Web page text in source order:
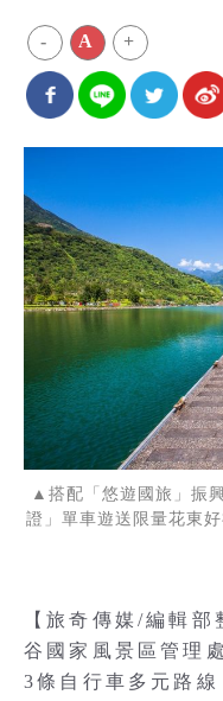
- A +
▲搭配「悠遊國旅」振
證」單車遊送限量花東
【旅奇傳媒/編輯
谷國家風景區管理
3條自行車多元路